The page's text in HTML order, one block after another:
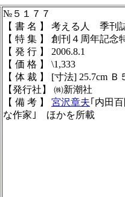
№５１７７
【 書 名 】 考える人 季
【 特 集 】 創刊４周年記
【 発 行 】 2006.8.1
【 価 格 】 \1,333
【 体 裁 】 [寸法] 25.7cm
【発行社】 ㈱新潮社
【 備 考 】 宮沢章夫｢内田
な作家｣ ほかを所載